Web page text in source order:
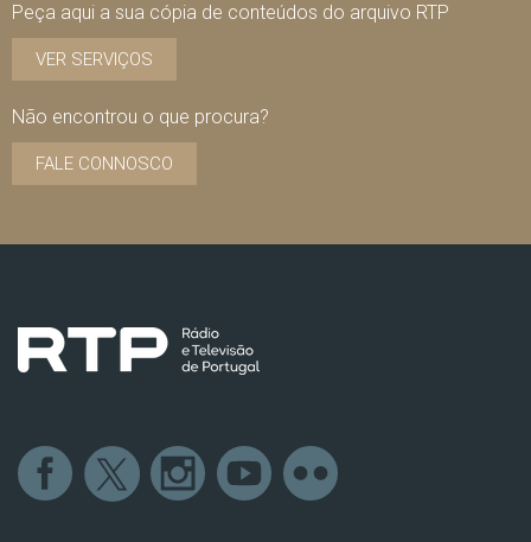
Peça aqui a sua cópia de conteúdos do arquivo RTP
VER SERVIÇOS
Não encontrou o que procura?
FALE CONNOSCO